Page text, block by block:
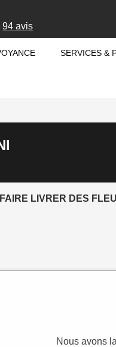
94 avis
SERVICES &
FAIRE LIVRER DES
Nous avons